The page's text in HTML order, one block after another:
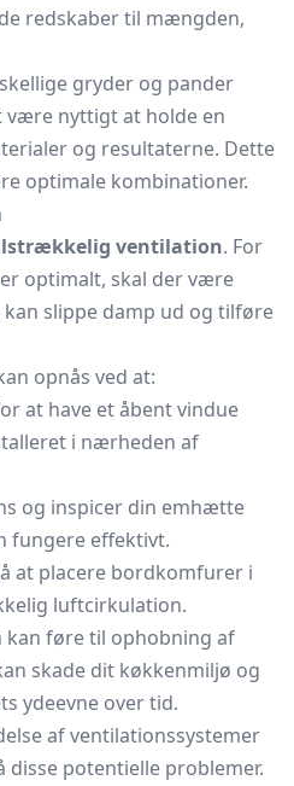
redskaber til mængden,
gryder og pander
være nyttigt at holde en
og resultaterne. Dette
optimale kombinationer.
ventilation. For
optimalt, skal der være
slippe damp ud og tilføre
opnås ved at:
at have et åbent vindue
i nærheden af
og inspicer din emhætte
fungere effektivt.
at placere bordkomfurer i
luftcirkulation.
føre til ophobning af
skade dit køkkenmiljø og
ydeevne over tid.
af ventilationssystemer
potentielle problemer.